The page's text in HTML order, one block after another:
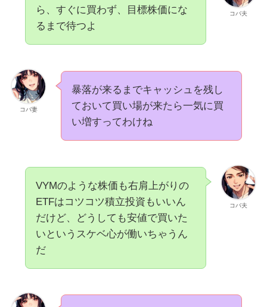
コバ夫
ら、すぐに買わず、目標株価にな
るまで待つよ
コバ妻
暴落が来るまでキャッシュを残し
ておいて買い場が来たら一気に買
い増すってわけね
コバ夫
VYMのような株価も右肩上がりの
ETFはコツコツ積立投資もいいん
だけど、どうしても安値で買いた
いというスケベ心が働いちゃうん
だ